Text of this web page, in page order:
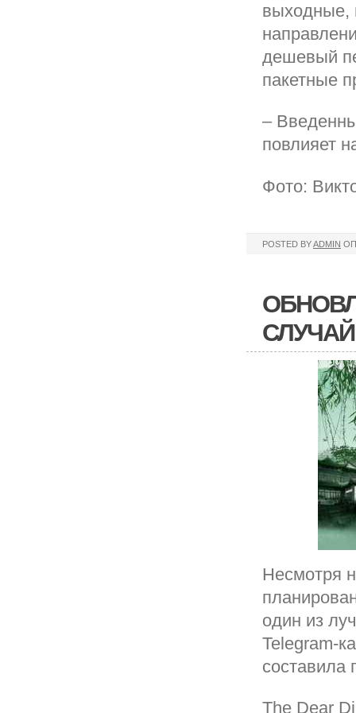
выходные,
дешевый
пакетные
–
повлияет
Фото:
POSTED BYADMIN
СЛУЧАЙ
Несмотря
один из
Telegram-
составила
The Dear